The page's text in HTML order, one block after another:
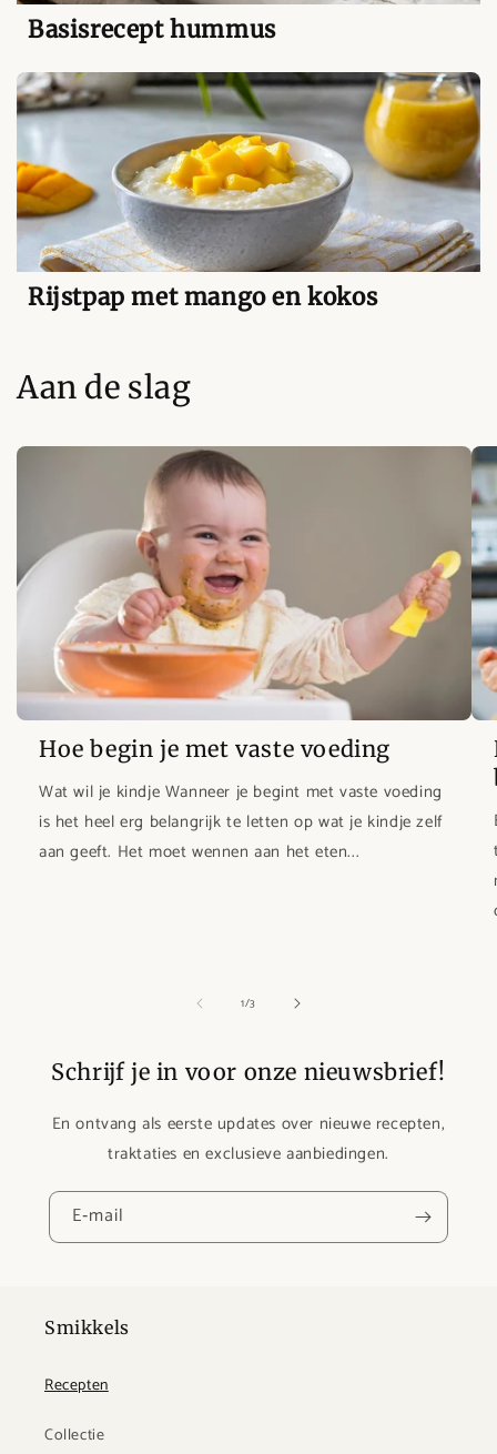
Basisrecept hummus
Rijstpap met mango en kokos
Aan de slag
Hoe begin je met vaste voeding
Wat wil je kindje Wanneer je begint met vaste voeding
is het heel erg belangrijk te letten op wat je kindje zelf
aan geeft. Het moet wennen aan het eten...
1/van
3
Schrijf je in voor onze nieuwsbrief!
En ontvang als eerste updates over nieuwe recepten,
traktaties en exclusieve aanbiedingen.
E‑mail
Smikkels
Recepten
Collectie